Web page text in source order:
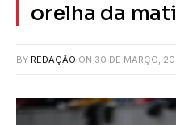
orelha da
BY REDAÇÃO ON 30 DE MARÇO,